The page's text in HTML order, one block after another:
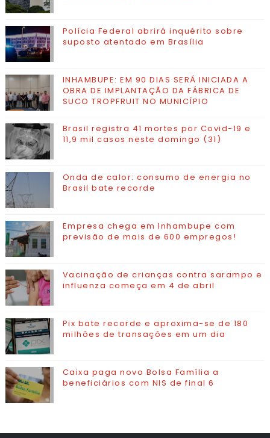
Polícia Federal abrirá inquérito sobre
suposto atentado em Brasília
INHAMBUPE: EM 90 DIAS SERÁ INICIADA A
OBRA DE IMPLANTAÇÃO DA FÁBRICA DE
SUCO TROPFRUIT NO MUNICÍPIO
Brasil registra 41 mortes por Covid-19 e
11,9 mil casos neste domingo (31)
Onda de calor: consumo de energia no
Brasil bate recorde
Empresa chega em Inhambupe com
previsão de mais de 600 empregos!
Vacinação de crianças contra sarampo e
influenza começa em 4 de abril
Pix bate recorde e aproxima-se de 180
milhões de transações em um dia
Caixa paga novo Bolsa Família a
beneficiários com NIS de final 6